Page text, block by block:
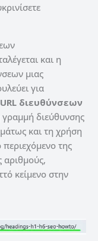
και η
μιας
για
διευθύνσεων
διεύθυνσης
και τη χρήση
της
αριθμούς,
κείμενο στην